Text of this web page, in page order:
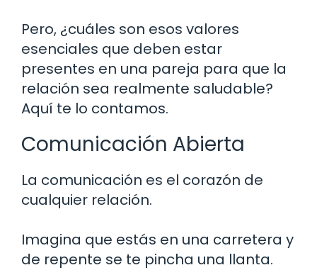
Pero, ¿cuáles son esos valores
esenciales que deben estar
presentes en una pareja para que la
relación sea realmente saludable?
Aquí te lo contamos.
Comunicación Abierta
La comunicación es el corazón de
cualquier relación.
Imagina que estás en una carretera y
de repente se te pincha una llanta.